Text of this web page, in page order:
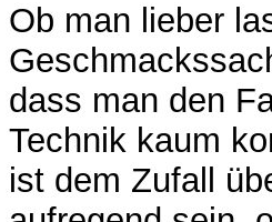
Ob man lieber
dass man den
Technik kaum
ist dem Zufall